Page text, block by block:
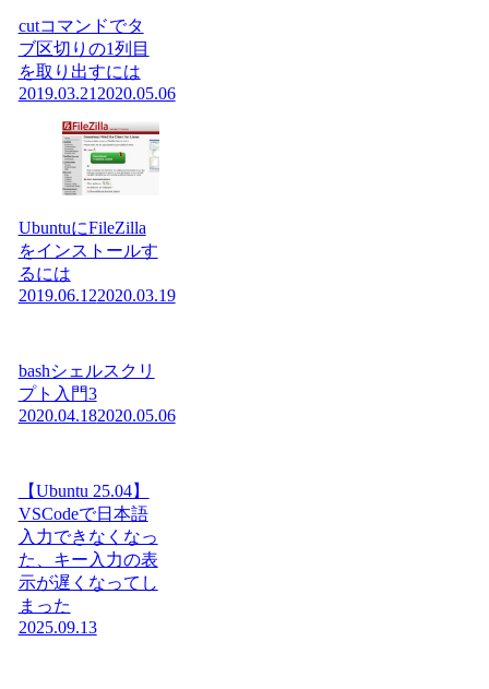
cutコマンドでタ
ブ区切りの1列目
を取り出すには
2019.03.21 2020.05.06
UbuntuにFileZilla
をインストールす
るには
2019.06.122020.03.19
bashシェルスクリ
プト入門3
2020.04.182020.05.06
【Ubuntu 25.04】
VSCodeで日本語
入力できなくなっ
た、キー入力の表
示が遅くなってし
まった
2025.09.13